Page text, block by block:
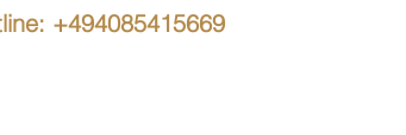
+494085415669